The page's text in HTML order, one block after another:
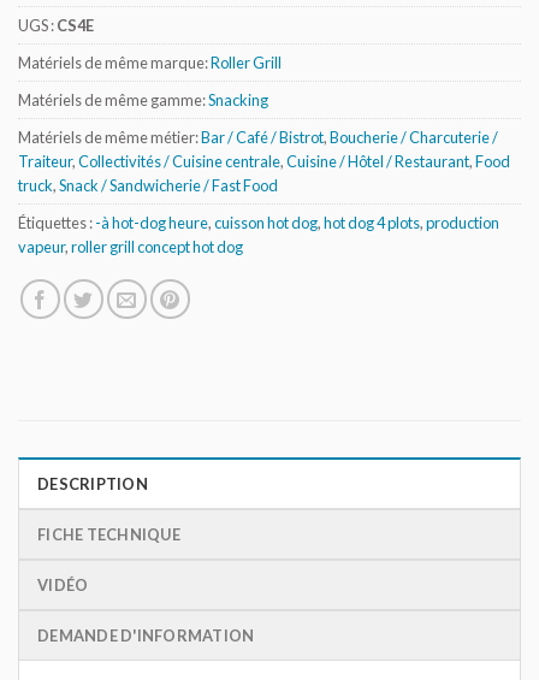
UGS :CS4E
Matériels de même marque:Roller Grill
Matériels de même gamme:Snacking
Matériels de même métier:Bar / Café / Bistrot,Boucherie / Charcuterie /
Traiteur,Collectivités / Cuisine centrale,Cuisine / Hôtel / Restaurant,Food
truck,Snack / Sandwicherie / Fast Food
Étiquettes :-à hot-dog heure,cuisson hot dog,hot dog 4 plots,production
vapeur,roller grill concept hot dog
DESCRIPTION
FICHE TECHNIQUE
VIDÉO
DEMANDE D'INFORMATION